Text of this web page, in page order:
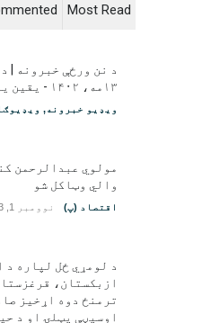
Most Read
د نن ورځې خبرونه |
۱۳مه، ۱۴۰۲ - یقین یوه دقیقه خبر
ویډیو خبرونه,
مولوي عبدالرحمن
والي وټاکل شو
اقتصاد (پ) نوومبر 1, 2023
د لومړي ځل لپاره د
ازبکستان،
ترمنځ دوه اړخیز
اوسپڼې پټلۍ او د